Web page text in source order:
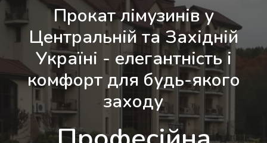
Прокат лімузинів у
Центральній та Західній
Україні - елегантність і
комфорт для будь-якого
заходу